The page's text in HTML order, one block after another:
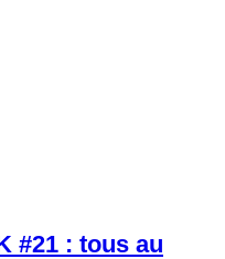
#21 : tous au